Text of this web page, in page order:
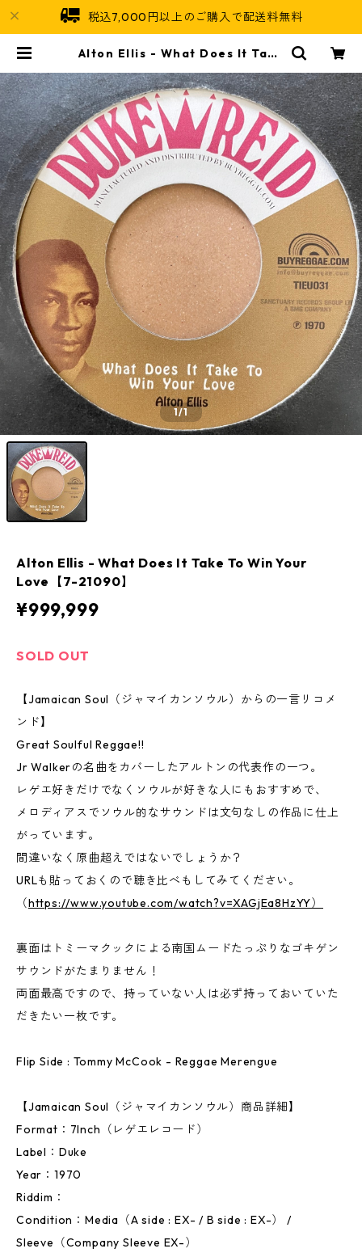
税込7,000円以上のご購入で配送料無料
Alton Ellis - What Does It Take
Jamaican Soul
1/1
Alton Ellis - What Does It Take To Win Your
Love【7-21090】
¥999,999
SOLD OUT
【Jamaican Soul（ジャマイカンソウル）からの一言リコメ
ンド】
Great Soulful Reggae!!
Jr Walkerの名曲をカバーしたアルトンの代表作の一つ。
レゲエ好きだけでなくソウルが好きな人にもおすすめで、
メロディアスでソウル的なサウンドは文句なしの作品に仕上
がっています。
間違いなく原曲超えではないでしょうか？
URLも貼っておくので聴き比べもしてみてください。
（https://www.youtube.com/watch?v=XAGjEa8HzYY）
裏面はトミーマクックによる南国ムードたっぷりなゴキゲン
サウンドがたまりません！
両面最高ですので、持っていない人は必ず持っておいていた
だきたい一枚です。
Flip Side : Tommy McCook - Reggae Merengue
【Jamaican Soul（ジャマイカンソウル）商品詳細】
Format：7Inch（レゲエレコード）
Label：Duke
Year：1970
Riddim：
Condition：Media（A side : EX- / B side : EX-） /
Sleeve（Company Sleeve EX-）